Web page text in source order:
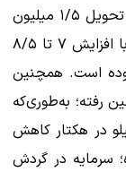
گران‌تر شده، طلب ۸۵ همتی گندم‌کاران بابت تحویل ۱/۵ میلیون
تن گندم و نرخ‌نامه دولتی کودهای شیمیایی با افزایش ۷ تا ۸/۵
است. همچنین
بین رفته؛ به‌طوری‌که
گندم در این مزارع به ۷۵۰ کیلو در هکتار کاهش
سرمایه در گردش